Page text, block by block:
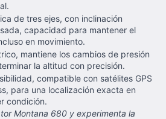
de tres ejes, con inclinación
capacidad para mantener el
en movimiento.
mantiene los cambios de presión
la altitud con precisión.
compatible con satélites GPS
para una localización exacta en
condición.
Montana 680 y experimenta la